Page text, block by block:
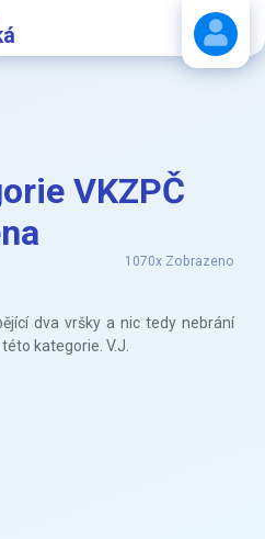
VKZPČ
1070x Zobrazeno
dva vršky a nic tedy nebrání
kategorie. V.J.